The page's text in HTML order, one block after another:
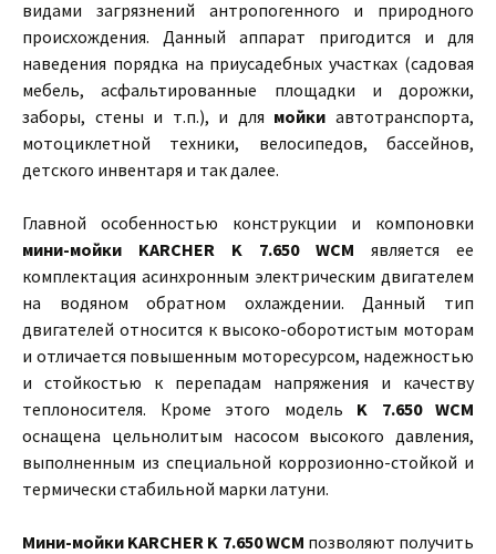
видами загрязнений антропогенного и природного
происхождения. Данный аппарат пригодится и для
наведения порядка на приусадебных участках (садовая
мебель, асфальтированные площадки и дорожки,
заборы, стены и т.п.), и для мойки автотранспорта,
мотоциклетной техники, велосипедов, бассейнов,
детского инвентаря и так далее.
Главной особенностью конструкции и компоновки
мини-мойки KARCHER K 7.650 WCM является ее
комплектация асинхронным электрическим двигателем
на водяном обратном охлаждении. Данный тип
двигателей относится к высоко-оборотистым моторам
и отличается повышенным моторесурсом, надежностью
и стойкостью к перепадам напряжения и качеству
теплоносителя. Кроме этого модель K 7.650 WCM
оснащена цельнолитым насосом высокого давления,
выполненным из специальной коррозионно-стойкой и
термически стабильной марки латуни.
Мини-мойки KARCHER K 7.650 WCM позволяют получить